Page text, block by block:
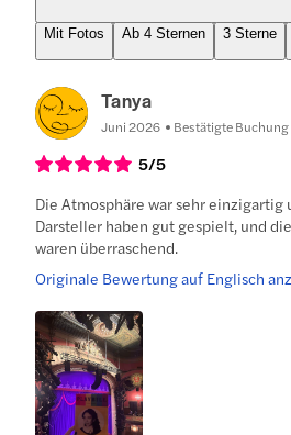
Mit Fotos Ab 4 Sternen 3 Sterne
Tanya
Juni 2026 Bestätigte Buchung
5/5
Die Atmosphäre war sehr einzigartig
Darsteller haben gut gespielt, und
waren überraschend.
Originale Bewertung auf Englisch